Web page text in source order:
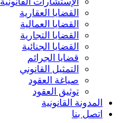
القضايا العقارية
القضايا العمالية
القضايا التجارية
القضايا الجنائية
قضايا الجرائم
التمثيل القانوني
صياغة العقود
توثيق العقود
المدونة القانونية
اتصل بنا